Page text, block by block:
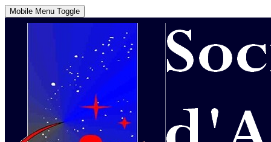
Mobile Menu Toggle